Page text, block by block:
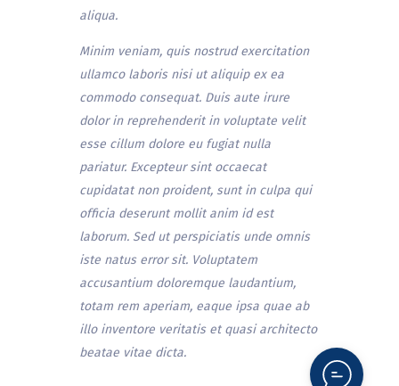
aliqua.
Minim veniam, quis nostrud exercitation
ullamco laboris nisi ut aliquip ex ea
commodo consequat. Duis aute irure
dolor in reprehenderit in voluptate velit
esse cillum dolore eu fugiat nulla
pariatur. Excepteur sint occaecat
cupidatat non proident, sunt in culpa qui
officia deserunt mollit anim id est
laborum. Sed ut perspiciatis unde omnis
iste natus error sit. Voluptatem
accusantium doloremque laudantium,
totam rem aperiam, eaque ipsa quae ab
illo inventore veritatis et quasi architecto
beatae vitae dicta.